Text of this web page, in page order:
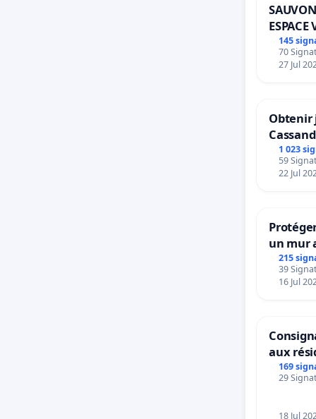
la
Ce
ESPACE
145
70
27 Jul
Obtenir
1 023
59
22 Jul
un mur
215
39
16 Jul
aux
169
29
18 Jul